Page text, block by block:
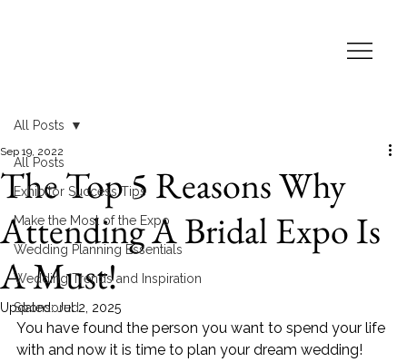
All Posts
Exhibitor Success Tips
Make the Most of the Expo
Wedding Planning Essentials
Wedding Trends and Inspiration
Sponsored
All Posts
The Top 5 Reasons Why
Attending A Bridal Expo Is
A Must!
Sep 19, 2022
Updated:Jul 2, 2025
You have found the person you want to spend your life
with and now it is time to plan your dream wedding!